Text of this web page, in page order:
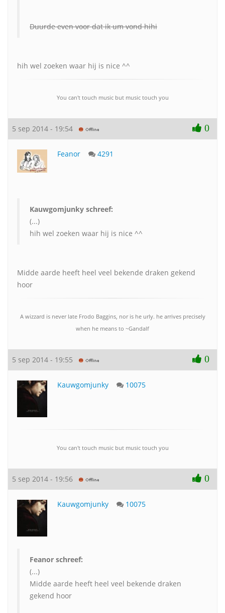
Duurde even voor dat ik um vond hihi
hih wel zoeken waar hij is nice ^^
You can't touch music but music touch you
5 sep 2014 - 19:54 0
Feanor 4291
Kauwgomjunky schreef:
(...)
hih wel zoeken waar hij is nice ^^
Midde aarde heeft heel veel bekende draken gekend
hoor
A wizzard is never late Frodo Baggins, nor is he urly. he arrives precisely
when he means to ~Gandalf
5 sep 2014 - 19:55 0
Kauwgomjunky 10075
You can't touch music but music touch you
5 sep 2014 - 19:56 0
Kauwgomjunky 10075
Feanor schreef:
(...)
Midde aarde heeft heel veel bekende draken
gekend hoor